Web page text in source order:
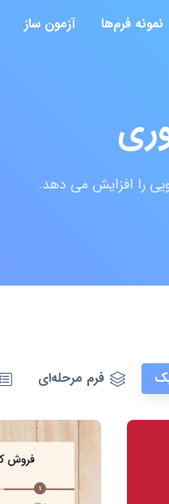
نمونه فرم‌ها آزمون ساز
را افزایش می دهد.
فرم مرحله‌ای